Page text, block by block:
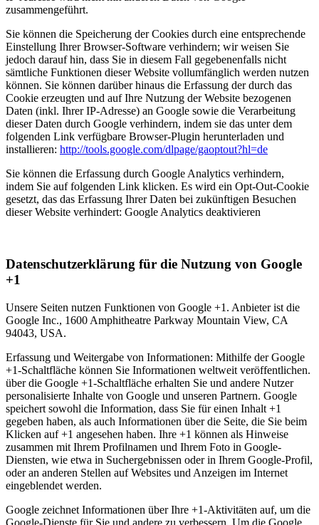
zusammengeführt.
Sie können die Speicherung der Cookies durch eine entsprechende
Einstellung Ihrer Browser-Software verhindern; wir weisen Sie
jedoch darauf hin, dass Sie in diesem Fall gegebenenfalls nicht
sämtliche Funktionen dieser Website vollumfänglich werden nutzen
können. Sie können darüber hinaus die Erfassung der durch das
Cookie erzeugten und auf Ihre Nutzung der Website bezogenen
Daten (inkl. Ihrer IP-Adresse) an Google sowie die Verarbeitung
dieser Daten durch Google verhindern, indem sie das unter dem
folgenden Link verfügbare Browser-Plugin herunterladen und
installieren: http://tools.google.com/dlpage/gaoptout?hl=de
Sie können die Erfassung durch Google Analytics verhindern,
indem Sie auf folgenden Link klicken. Es wird ein Opt-Out-Cookie
gesetzt, das das Erfassung Ihrer Daten bei zukünftigen Besuchen
dieser Website verhindert: Google Analytics deaktivieren
Datenschutzerklärung für die Nutzung von Google
+1
Unsere Seiten nutzen Funktionen von Google +1. Anbieter ist die
Google Inc., 1600 Amphitheatre Parkway Mountain View, CA
94043, USA.
Erfassung und Weitergabe von Informationen: Mithilfe der Google
+1-Schaltfläche können Sie Informationen weltweit veröffentlichen.
über die Google +1-Schaltfläche erhalten Sie und andere Nutzer
personalisierte Inhalte von Google und unseren Partnern. Google
speichert sowohl die Information, dass Sie für einen Inhalt +1
gegeben haben, als auch Informationen über die Seite, die Sie beim
Klicken auf +1 angesehen haben. Ihre +1 können als Hinweise
zusammen mit Ihrem Profilnamen und Ihrem Foto in Google-
Diensten, wie etwa in Suchergebnissen oder in Ihrem Google-Profil,
oder an anderen Stellen auf Websites und Anzeigen im Internet
eingeblendet werden.
Google zeichnet Informationen über Ihre +1-Aktivitäten auf, um die
Google-Dienste für Sie und andere zu verbessern. Um die Google